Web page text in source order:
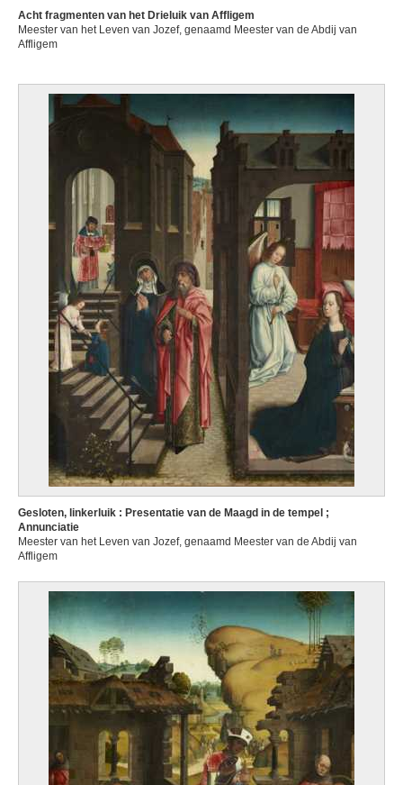
Acht fragmenten van het Drieluik van Affligem
Meester van het Leven van Jozef, genaamd Meester van de Abdij van
Affligem
Gesloten, linkerluik : Presentatie van de Maagd in de tempel ;
Annunciatie
Meester van het Leven van Jozef, genaamd Meester van de Abdij van
Affligem